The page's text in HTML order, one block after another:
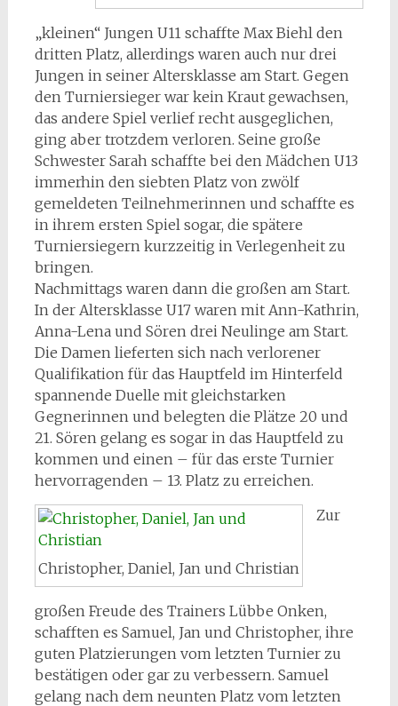
„kleinen“ Jungen U11 schaffte Max Biehl den
dritten Platz, allerdings waren auch nur drei
Jungen in seiner Altersklasse am Start. Gegen
den Turniersieger war kein Kraut gewachsen,
das andere Spiel verlief recht ausgeglichen,
ging aber trotzdem verloren. Seine große
Schwester Sarah schaffte bei den Mädchen U13
immerhin den siebten Platz von zwölf
gemeldeten Teilnehmerinnen und schaffte es
in ihrem ersten Spiel sogar, die spätere
Turniersiegern kurzzeitig in Verlegenheit zu
bringen.
Nachmittags waren dann die großen am Start.
In der Altersklasse U17 waren mit Ann-Kathrin,
Anna-Lena und Sören drei Neulinge am Start.
Die Damen lieferten sich nach verlorener
Qualifikation für das Hauptfeld im Hinterfeld
spannende Duelle mit gleichstarken
Gegnerinnen und belegten die Plätze 20 und
21. Sören gelang es sogar in das Hauptfeld zu
kommen und einen – für das erste Turnier
hervorragenden – 13. Platz zu erreichen.
Christopher, Daniel, Jan und Christian
Zur
großen Freude des Trainers Lübbe Onken,
schafften es Samuel, Jan und Christopher, ihre
guten Platzierungen vom letzten Turnier zu
bestätigen oder gar zu verbessern. Samuel
gelang nach dem neunten Platz vom letzten